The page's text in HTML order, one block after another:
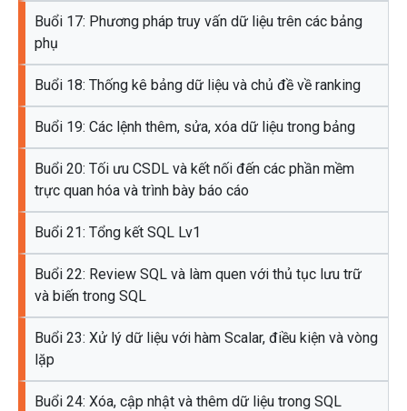
Buổi 17: Phương pháp truy vấn dữ liệu trên các bảng
phụ
Buổi 18: Thống kê bảng dữ liệu và chủ đề về ranking
Buổi 19: Các lệnh thêm, sửa, xóa dữ liệu trong bảng
Buổi 20: Tối ưu CSDL và kết nối đến các phần mềm
trực quan hóa và trình bày báo cáo
Buổi 21: Tổng kết SQL Lv1
Buổi 22: Review SQL và làm quen với thủ tục lưu trữ
và biến trong SQL
Buổi 23: Xử lý dữ liệu với hàm Scalar, điều kiện và vòng
lặp
Buổi 24: Xóa, cập nhật và thêm dữ liệu trong SQL